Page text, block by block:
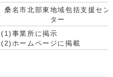
桑名市北部東地域包括支援セン
ター
(1)事業所に掲示
(2)ホームページに掲載